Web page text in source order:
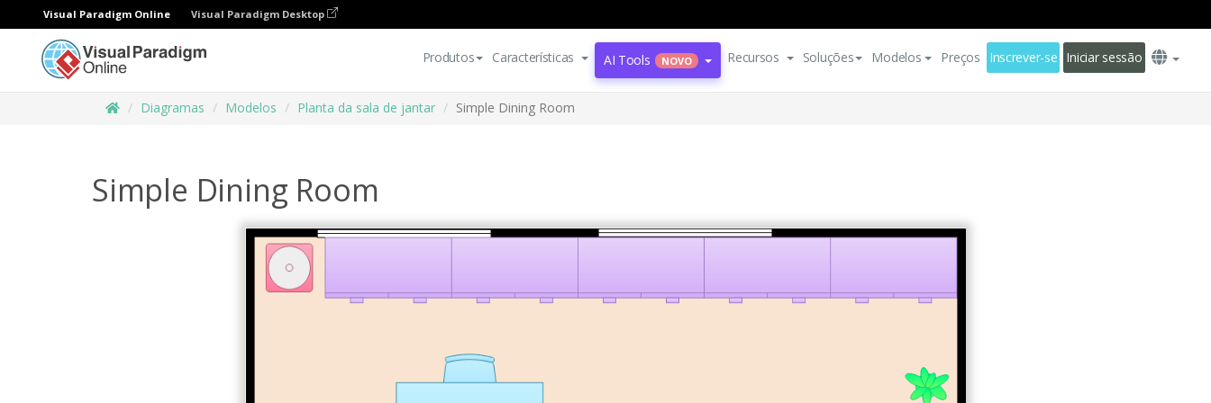
Visual Paradigm Online Visual Paradigm Desktop
Produtos Características AI Tools NOVO Recursos Soluções Modelos Preços Inscrever-se Iniciar sessão
Diagramas Modelos Planta da sala de jantar Simple Dining Room
Simple Dining Room